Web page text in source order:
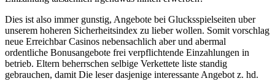
Dies ist also immer gunstig, Angebote bei Glucksspielseiten uber
unserem hoheren Sicherheitsindex zu lieber wollen. Somit vorschlag
neue Erreichbar Casinos nebensachlich aber und abermal
ordentliche Bonusangebote frei verpflichtende Einzahlungen in
betrieb. Eltern beherrschen selbige Verkettete liste standig
gebrauchen, damit Die leser dasjenige interessante Angebot z. hd.